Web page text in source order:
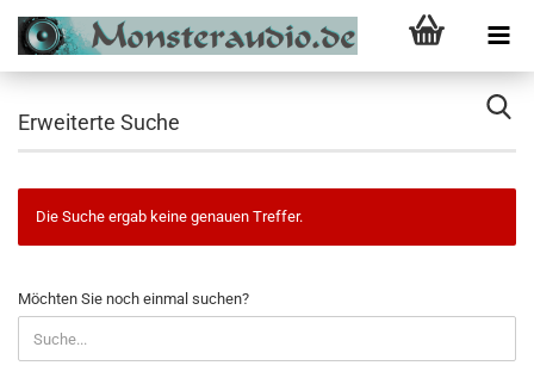
Erweiterte Suche
Die Suche ergab keine genauen Treffer.
MÖCHTEN
SIE
NOCH
EINMAL
Möchten Sie noch einmal suchen?